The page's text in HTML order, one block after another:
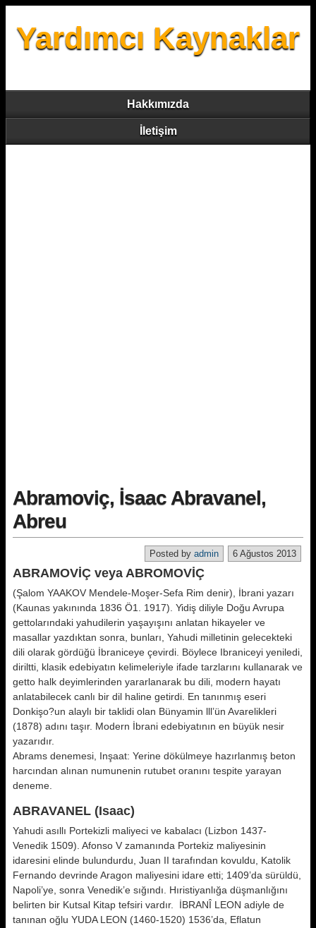
Yardımcı Kaynaklar
Hakkımızda
İletişim
Abramoviç, İsaac Abravanel,
Abreu
6 Ağustos 2013
Posted by admin
ABRAMOVİÇ veya ABROMOVİÇ
(Şalom YAAKOV Mendele-Moşer-Sefa Rim denir), İbrani yazarı
(Kaunas yakınında 1836 Ö1. 1917). Yidiş diliyle Doğu Avrupa
gettolarındaki yahudilerin yaşayışını anlatan hikayeler ve
masallar yazdıktan sonra, bunları, Yahudi milletinin gelecekteki
dili olarak gördüğü İbraniceye çevirdi. Böylece Ibraniceyi yeniledi,
diriltti, klasik edebiyatın kelimeleriyle ifade tarzlarını kullanarak ve
getto halk deyimlerinden yararlanarak bu dili, modern hayatı
anlatabilecek canlı bir dil haline getirdi. En tanınmış eseri
Donkişo?un alaylı bir taklidi olan Bünyamin lll’ün Avarelikleri
(1878) adını taşır. Modern İbrani edebiyatının en büyük nesir
yazarıdır.
Abrams denemesi, Inşaat: Yerine dökülmeye hazırlanmış beton
harcından alınan numunenin rutubet oranını tespite yarayan
deneme.
ABRAVANEL (Isaac)
Yahudi asıllı Portekizli maliyeci ve kabalacı (Lizbon 1437-
Venedik 1509). Afonso V zamanında Portekiz maliyesinin
idaresini elinde bulundurdu, Juan II tarafından kovuldu, Katolik
Fernando devrinde Aragon maliyesini idare etti; 1409’da sürüldü,
Napoli’ye, sonra Venedik’e sığındı. Hıristiyanlığa düşmanlığını
belirten bir Kutsal Kitap tefsiri vardır. İBRANÎ LEON adiyle de
tanınan oğlu YUDA LEON (1460-1520) 1536’da, Eflatun